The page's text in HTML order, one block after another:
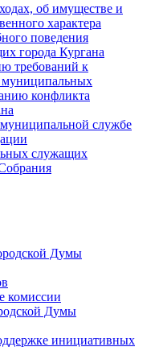
об имуществе и
характера
поведения
города Кургана
требований к
конфликта
службе
служащих
Думы
комиссии
Думы
инициативных